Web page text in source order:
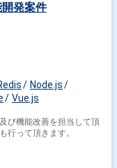
開発案件
Node.js
Vue.js
び機能改善を担当して頂
行って頂きます。